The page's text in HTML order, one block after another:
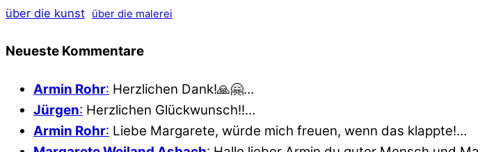
über die kunst über die malerei
Neueste Kommentare
Armin Rohr: Herzlichen Dank!🙏🤗…
Jürgen: Herzlichen Glückwunsch!!…
Armin Rohr: Liebe Margarete, würde mich freuen, wenn das klappte!…